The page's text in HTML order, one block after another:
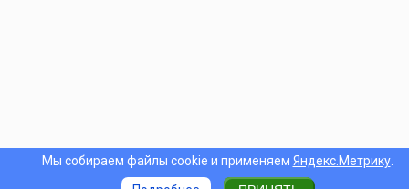
Мы собираем файлы cookie и применяем Яндекс.Метрику.